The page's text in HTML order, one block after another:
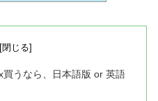
うなら、日本語版 or 英語